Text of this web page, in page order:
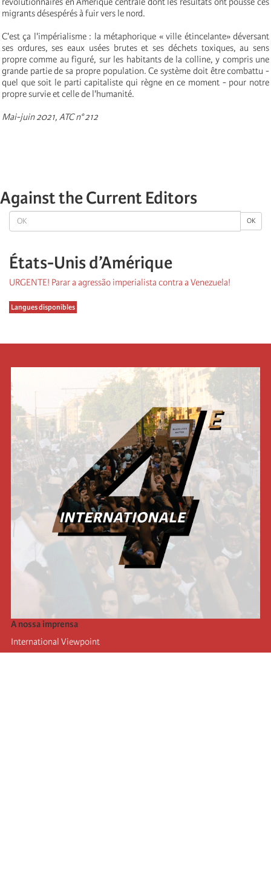
OK OK
États-Unis d’Amérique
URGENTE! Parar a agressão imperialista contra a Venezuela!
Langues disponibles
migrants désespérés à fuir vers le nord.
C'est ça l'impérialisme : la métaphorique « ville étincelante» déversant
ses ordures, ses eaux usées brutes et ses déchets toxiques, au sens
propre comme au figuré, sur les habitants de la colline, y compris une
grande partie de sa propre population. Ce système doit être combattu -
quel que soit le parti capitaliste qui règne en ce moment - pour notre
propre survie et celle de l'humanité.
Mai-juin 2021, ATC n° 212
Against the Current Editors
A nossa imprensa
International Viewpoint